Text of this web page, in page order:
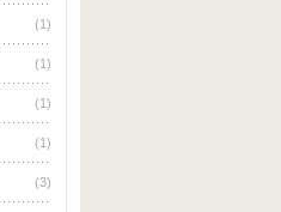
(1)
(1)
(1)
(1)
(3)